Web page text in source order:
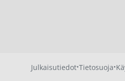
Julkaisutiedot·Tietosuoja·